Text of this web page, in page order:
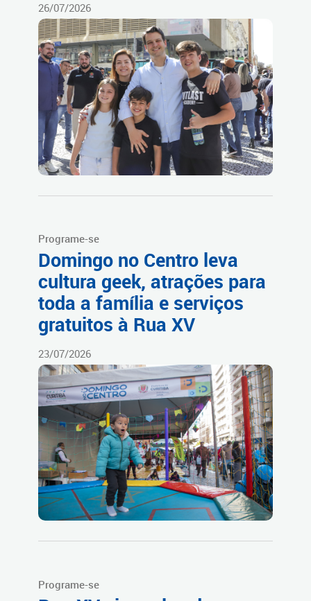
26/07/2026
Programe-se
Domingo no Centro leva
cultura geek, atrações para
toda a família e serviços
gratuitos à Rua XV
23/07/2026
Programe-se